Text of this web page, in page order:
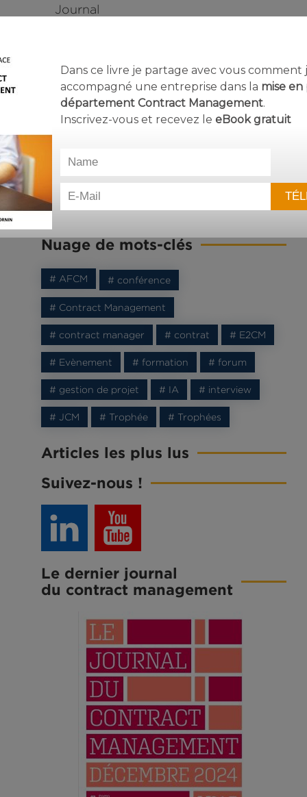
Journal
Médiation
Outils
Project Management
Ressources
Rôle du contract manager
Rôles et responsabilités
Nuage de mots-clés
# AFCM # conférence
# Contract Management
# contract manager # contrat # E2CM
# Evènement # formation # forum
# gestion de projet # IA # interview
# JCM # Trophée # Trophées
Articles les plus lus
Suivez-nous !
Le dernier journal
du contract management
Dans ce livre je partage avec vous comment
accompagné une entreprise dans la mise en
département Contract Management.
Inscrivez-vous et recevez le eBookgratuit